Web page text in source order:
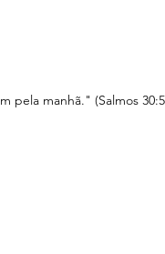
pela manhã." (Salmos